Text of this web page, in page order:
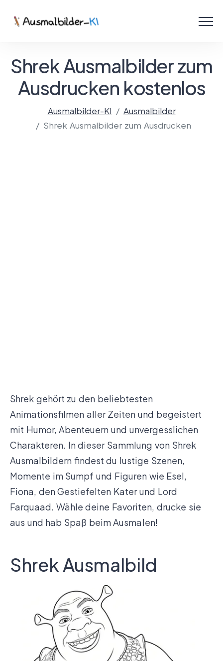
PDF
Shrek Ausmalbilder zum
Ausdrucken kostenlos
Ausmalbilder-KI
Ausmalbilder
Shrek Ausmalbilder zum Ausdrucken
Shrek gehört zu den beliebtesten
Animationsfilmen aller Zeiten und begeistert
mit Humor, Abenteuern und unvergesslichen
Charakteren. In dieser Sammlung von Shrek
Ausmalbildern findest du lustige Szenen,
Momente im Sumpf und Figuren wie Esel,
Fiona, den Gestiefelten Kater und Lord
Farquaad. Wähle deine Favoriten, drucke sie
aus und hab Spaß beim Ausmalen!
Shrek Ausmalbild